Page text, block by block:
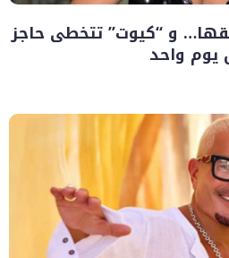
و “كيوت” تتخطى حاجز
يوم واحد